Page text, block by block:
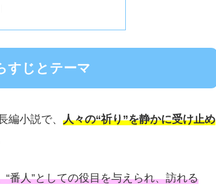
すじとテーマ
編小説で、 人々の“祈り”を静かに受け止め
番人”としての役目を与えられ、訪れる